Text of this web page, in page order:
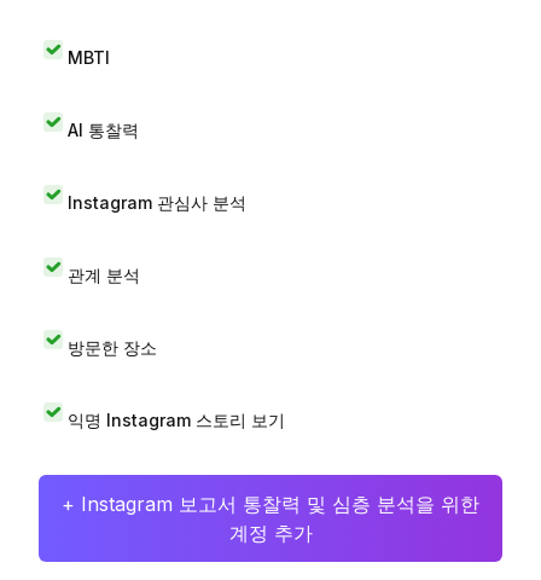
MBTI
AI 통찰력
Instagram 관심사 분석
관계 분석
방문한 장소
익명 Instagram 스토리 보기
+ Instagram 보고서 통찰력 및 심층 분석을 위한
계정 추가